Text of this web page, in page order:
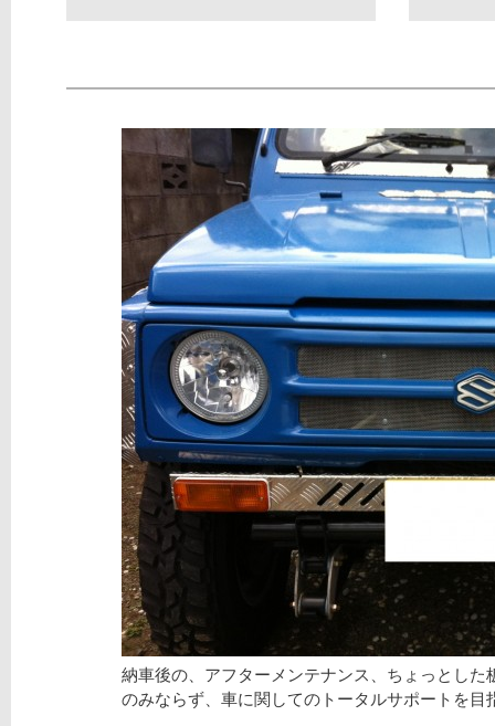
納車後の、アフターメンテナンス、ちょっとした
のみならず、車に関してのトータルサポートを目